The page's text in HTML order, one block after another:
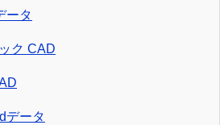
ータ
ク CAD
データ